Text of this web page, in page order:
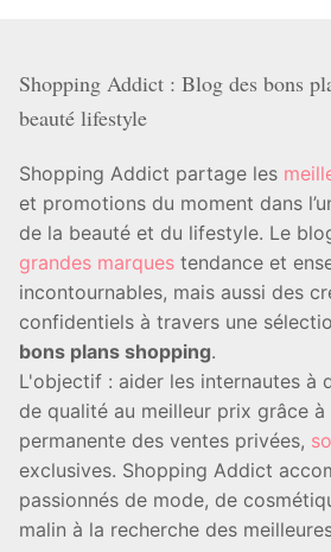
Shopping Addict : Blog des bons
beauté lifestyle
Shopping Addict partage les
et promotions du moment dans
de la beauté et du lifestyle. Le
grandes marques tendance et
incontournables, mais aussi des
confidentiels à travers une
bons plans shopping.
L'objectif : aider les internautes à
de qualité au meilleur prix grâce à
permanente des ventes privées,
exclusives. Shopping Addict
passionnés de mode, de
malin à la recherche des